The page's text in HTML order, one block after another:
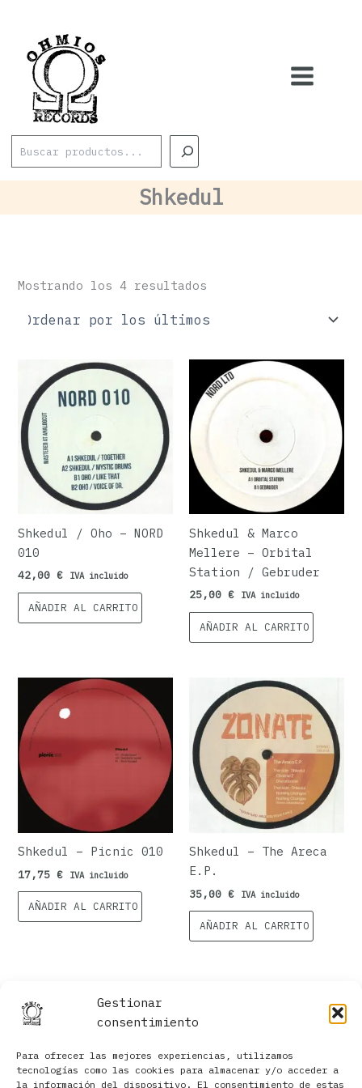
Gestionar
consentimiento
Para ofrecer las mejores experiencias, utilizamos
tecnologías como las cookies para almacenar y/o acceder a
la información del dispositivo. El consentimiento de estas
contenido
Shkedul
Mostrando los 4 resultados
Shkedul / Oho ‎– NORD
010
42,00 € IVA incluido
AÑADIR AL CARRITO
Shkedul & Marco
Mellere – Orbital
Station / Gebruder
25,00 € IVA incluido
AÑADIR AL CARRITO
Shkedul ‎– Picnic 010
17,75 € IVA incluido
AÑADIR AL CARRITO
Shkedul ‎– The Areca
E.P.
35,00 € IVA incluido
AÑADIR AL CARRITO